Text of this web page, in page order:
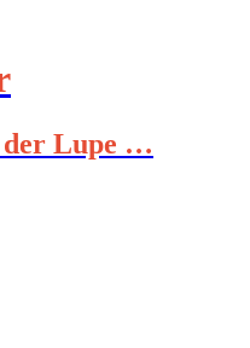
der Lupe …